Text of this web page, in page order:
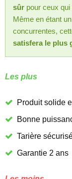
sûr pour ceux
Même en étant
concurrentes,
satisfera le plus
Les plus
Produit solide
Bonne
Tarière
Garantie 2 ans